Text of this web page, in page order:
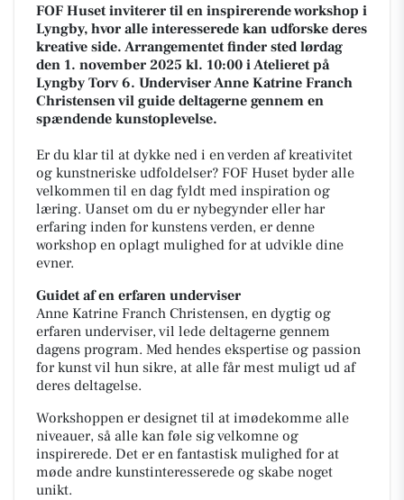
FOF Huset inviterer til en inspirerende workshop i
Lyngby, hvor alle interesserede kan udforske deres
kreative side. Arrangementet finder sted lørdag
den 1. november 2025 kl. 10:00 i Atelieret på
Lyngby Torv 6. Underviser Anne Katrine Franch
Christensen vil guide deltagerne gennem en
spændende kunstoplevelse.
Er du klar til at dykke ned i en verden af kreativitet
og kunstneriske udfoldelser? FOF Huset byder alle
velkommen til en dag fyldt med inspiration og
læring. Uanset om du er nybegynder eller har
erfaring inden for kunstens verden, er denne
workshop en oplagt mulighed for at udvikle dine
evner.
Guidet af en erfaren underviser
Anne Katrine Franch Christensen, en dygtig og
erfaren underviser, vil lede deltagerne gennem
dagens program. Med hendes ekspertise og passion
for kunst vil hun sikre, at alle får mest muligt ud af
deres deltagelse.
Workshoppen er designet til at imødekomme alle
niveauer, så alle kan føle sig velkomne og
inspirerede. Det er en fantastisk mulighed for at
møde andre kunstinteresserede og skabe noget
unikt.